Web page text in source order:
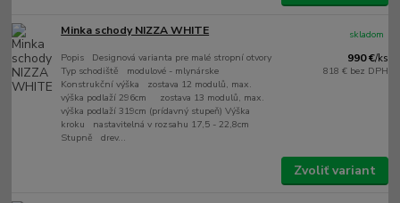
Minka schody NIZZA WHITE
Popis Designová varianta pre malé stropní otvory
Typ schodiště modulové - mlynárske
Konstrukční výška zostava 12 modulů, max.
výška podlaží 296cm zostava 13 modulů, max.
výška podlaží 319cm (prídavný stupeň) Výška
kroku nastavitelná v rozsahu 17,5 - 22,8cm
Stupně drev...
990 €/ks
818 € bez DPH
skladom
Zvoliť variant